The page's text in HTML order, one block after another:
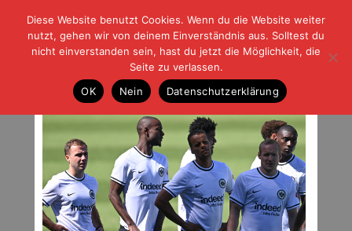
| | |BLOG-GFußball und der Rest
HOME|REGELN|IMPRESSUM |DATENSCHUTZ
Zweiter Sieg
Mittwoch, 06.07.22 | 06:30 Uhr
Diese Website benutzt Cookies. Wenn du die Website weiter
nutzt, gehen wir von deinem Einverständnis aus. Solltest du
nicht einverstanden sein, hast du jetzt die Möglichkeit, die
Seite zu verlassen.
OK
Nein Datenschutzerklärung